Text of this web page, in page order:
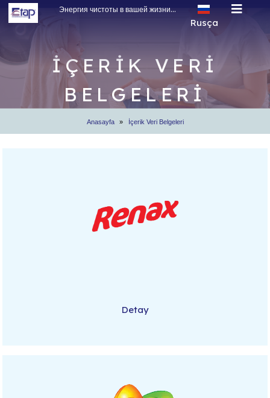
Энергия чистоты в вашей жизни...
Rusça
Türkçe
English
Rusça
İÇERİK VERİ
BELGELERİ
Anasayfa İçerik Veri Belgeleri
Detay